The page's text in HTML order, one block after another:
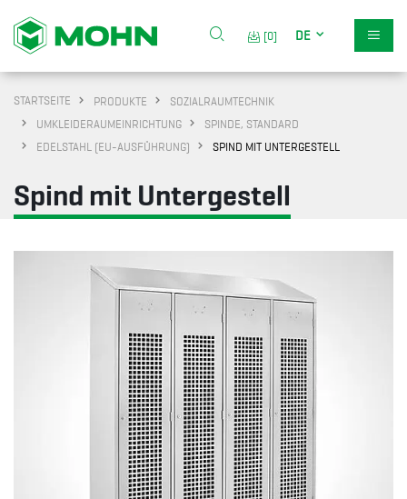
[0] DE
STARTSEITE PRODUKTE
SOZIALRAUMTECHNIK
UMKLEIDERAUMEINRICHTUNG
SPINDE, STANDARD
EDELSTAHL (EU-AUSFÜHRUNG)
SPIND MIT UNTERGESTELL
Spind mit Untergestell